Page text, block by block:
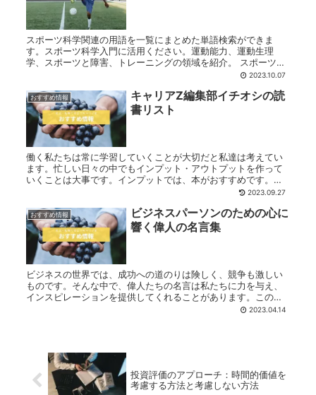
スポーツ科学関連の用語を一覧にまとめた単語検索ができま
す。スポーツ科学入門に活用ください。運動能力、運動生理
学、スポーツと障害、トレーニングの領域を紹介。 スポーツ科
学用語検索 スポーツ用語意味スポ－ツスキル sports skillスポ
2023.10.07
おすすめ情報
キャリアZ編集部イチオシの読
書リスト
働く私たちは常に学習していくことが大切だと私達は考えてい
ます。忙しい日々の中でもインプット・アウトプットを作って
いくことは大事です。インプットでは、本がおすすめです。読
書の習慣をつけていくことをおすすめします。 ここでは、転
2023.09.27
おすすめ情報
ビジネスパーソンのための心に
響く偉人の名言集
ビジネスの世界では、成功への道のりは険しく、競争も激しい
ものです。そんな中で、偉人たちの名言は私たちに力を与え、
インスピレーションを提供してくれることがあります。この記
事では、ビジネスパーソンに向けて、心に響く偉人の名言を集
2023.04.14
投資評価のアプローチ：時間的価値を
考慮する方法と考慮しない方法